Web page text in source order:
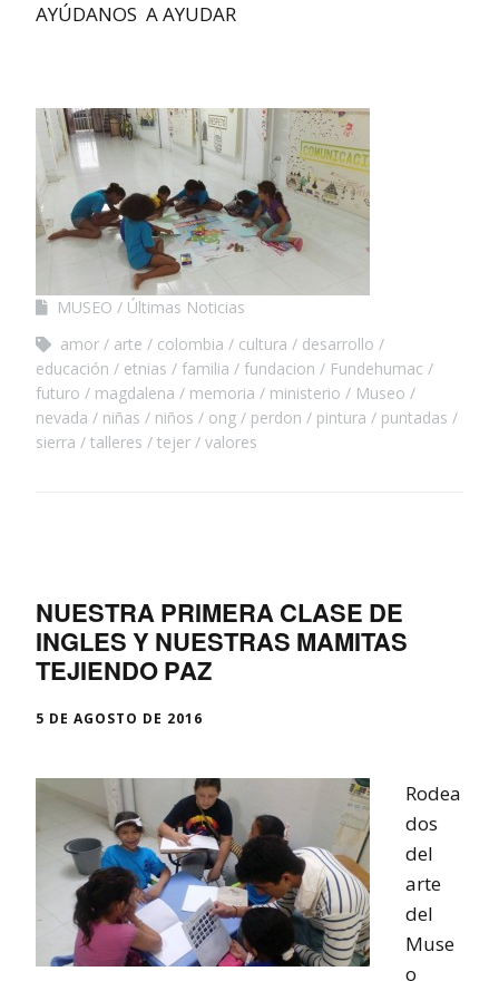
AYÚDANOS A AYUDAR
MUSEO
Últimas Noticias
amor
arte colombia cultura
desarrollo
educación
etnias familia fundacion
Fundehumac
futuro
magdalena memoria ministerio
Museo
nevada
niñas niños ong perdon pintura
puntadas
sierra
talleres tejer valores
NUESTRA PRIMERA CLASE DE
INGLES Y NUESTRAS MAMITAS
TEJIENDO PAZ
5 DE AGOSTO DE 2016
Rodea
dos
del
arte
del
Muse
o